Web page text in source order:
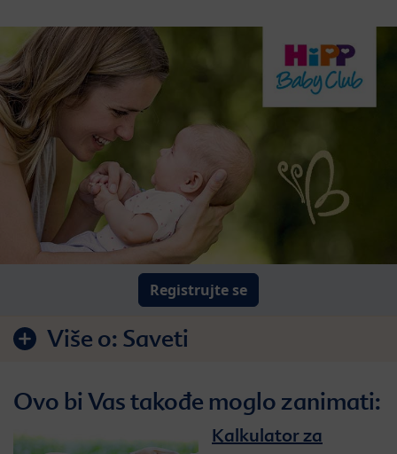
Registrujte se
Više o: Saveti
Ovo bi Vas takođe moglo zanimati:
Kalkulator za